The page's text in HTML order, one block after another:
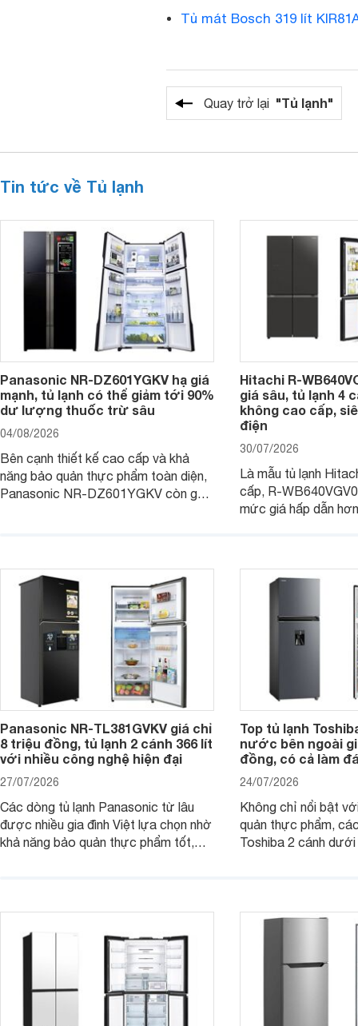
Tủ mát Bosch 319 lít
Quay trở lại "Tủ lạnh"
Tin tức về Tủ lạnh
Panasonic NR-DZ601YGKV hạ giá
mạnh, tủ lạnh có thể giảm tới 90%
dư lượng thuốc trừ sâu
04/08/2026
Bên cạnh thiết kế cao cấp và khả
năng bảo quản thực phẩm toàn diện,
Panasonic NR-DZ601YGKV còn gây
Hitachi R-
giá sâu, tủ lạnh 4
không cao cấp,
điện
30/07/2026
Là mẫu tủ lạnh
cấp, R-
mức giá hấp dẫn
nhiều công nghệ.
Panasonic NR-TL381GVKV giá chỉ
8 triệu đồng, tủ lạnh 2 cánh 366 lít
với nhiều công nghệ hiện đại
27/07/2026
Các dòng tủ lạnh Panasonic từ lâu
được nhiều gia đình Việt lựa chọn nhờ
khả năng bảo quản thực phẩm tốt,
phân khúc khiến không ít người dùng
phải cân nhắc. Trên thị trường hiện
Top tủ lạnh
nước bên ngoài
đồng, có cả làm
24/07/2026
Không chỉ nổi bật
quản thực phẩm,
Toshiba 2 cánh